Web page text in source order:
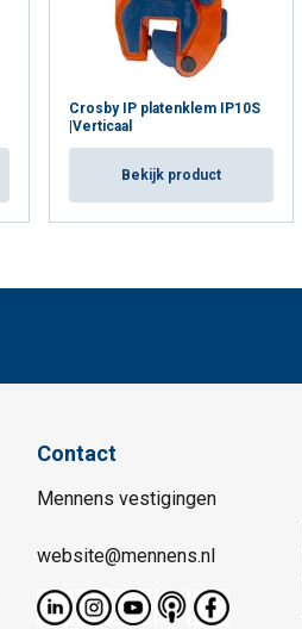
Crosby IP platenklem IP10S
|Verticaal
Bekijk product
Contact
Mennens vestigingen
website@mennens.nl